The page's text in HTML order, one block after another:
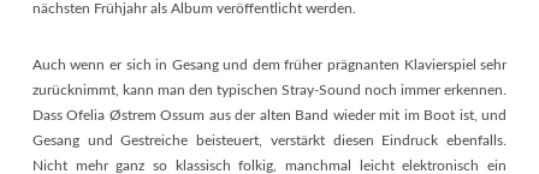
nächsten Frühjahr als Album veröffentlicht werden.
Auch wenn er sich in Gesang und dem früher prägnanten Klavierspiel sehr
zurücknimmt, kann man den typischen Stray-Sound noch immer erkennen.
Dass Ofelia Østrem Ossum aus der alten Band wieder mit im Boot ist, und
Gesang und Gestreiche beisteuert, verstärkt diesen Eindruck ebenfalls.
Nicht mehr ganz so klassisch folkig, manchmal leicht elektronisch ein